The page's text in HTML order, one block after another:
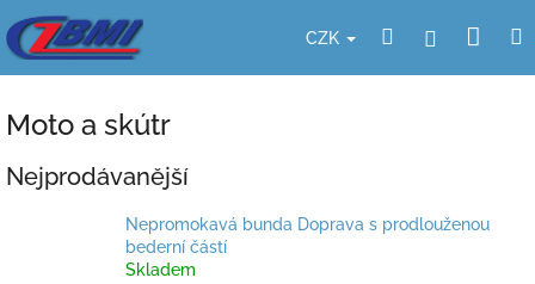
na
obsah
CZK HledatPřihlášení
Moto a skútr
Nejprodávanější
Nepromokavá bunda Doprava s prodlouženou
bederní částí
Skladem